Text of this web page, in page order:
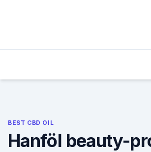
BEST CBD OIL
Hanföl beauty-